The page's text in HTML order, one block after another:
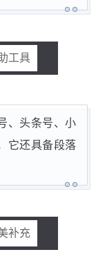
工具
、头条号、小
它还具备段落
补充